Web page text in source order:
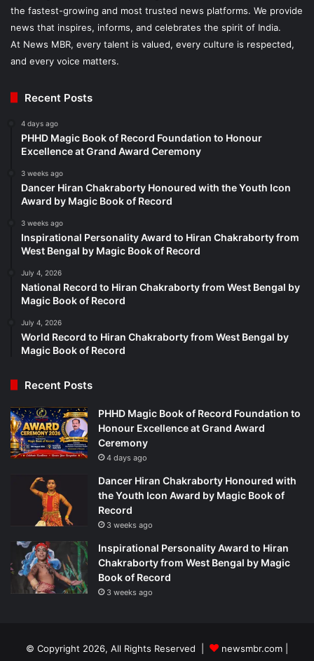
the fastest-growing and most trusted news platforms. We provide
news that inspires, informs, and celebrates the spirit of India.
At News MBR, every talent is valued, every culture is respected,
and every voice matters.
Recent Posts
4 days ago
PHHD Magic Book of Record Foundation to Honour
Excellence at Grand Award Ceremony
3 weeks ago
Dancer Hiran Chakraborty Honoured with the Youth Icon
Award by Magic Book of Record
3 weeks ago
Inspirational Personality Award to Hiran Chakraborty from
West Bengal by Magic Book of Record
July 4, 2026
National Record to Hiran Chakraborty from West Bengal by
Magic Book of Record
July 4, 2026
World Record to Hiran Chakraborty from West Bengal by
Magic Book of Record
Recent Posts
PHHD Magic Book of Record Foundation to
Honour Excellence at Grand Award
Ceremony
4 days ago
Dancer Hiran Chakraborty Honoured with
the Youth Icon Award by Magic Book of
Record
3 weeks ago
Inspirational Personality Award to Hiran
Chakraborty from West Bengal by Magic
Book of Record
3 weeks ago
© Copyright 2026, All Rights Reserved | newsmbr.com |